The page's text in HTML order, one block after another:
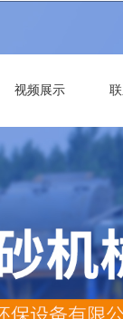
视频展示